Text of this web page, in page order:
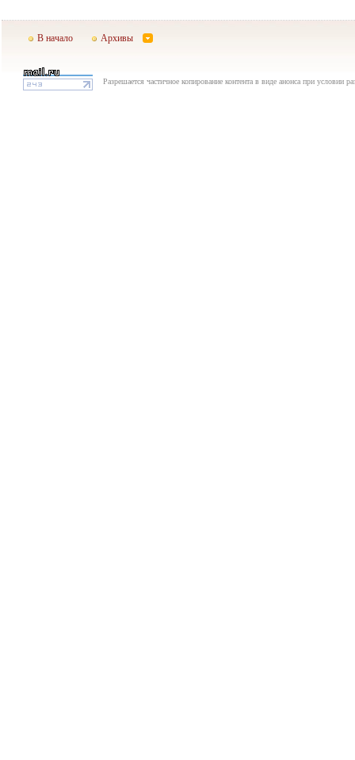
В начало Архивы
Разрешается частичное копирование контента в виде анонса при условии